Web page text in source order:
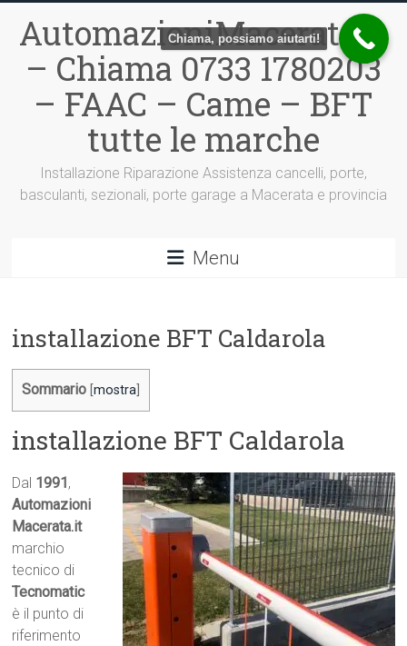
contenuto
AutomazioniMacerata.it
– Chiama 0733 1780203
– FAAC – Came – BFT
tutte le marche
Installazione Riparazione Assistenza cancelli, porte,
basculanti, sezionali, porte garage a Macerata e provincia
Menu
installazione BFT Caldarola
Sommario [mostra
installazione BFT Caldarola
Dal 1991 ,
Automazioni
Macerata.it
marchio
tecnico di
Tecnomatic
è il punto di
riferimento
Chiama, possiamo aiutarti!